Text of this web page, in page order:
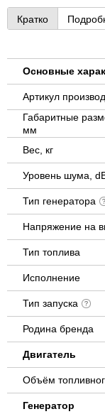
Кратко
Основные
Артикул
Габаритные
мм
Вес, кг
Уровень шума,
Тип генератора
Напряжение на
Тип топлива
Исполнение
Тип запуска
Родина бренда
Двигатель
Объём
Генератор